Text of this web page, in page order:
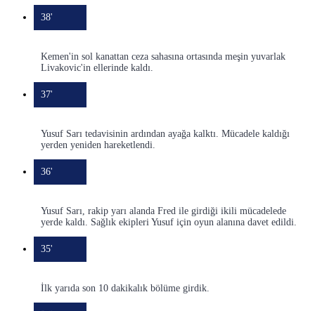
38'
Kemen'in sol kanattan ceza sahasına ortasında meşin yuvarlak
Livakovic'in ellerinde kaldı.
37'
Yusuf Sarı tedavisinin ardından ayağa kalktı. Mücadele kaldığı
yerden yeniden hareketlendi.
36'
Yusuf Sarı, rakip yarı alanda Fred ile girdiği ikili mücadelede
yerde kaldı. Sağlık ekipleri Yusuf için oyun alanına davet edildi.
35'
İlk yarıda son 10 dakikalık bölüme girdik.